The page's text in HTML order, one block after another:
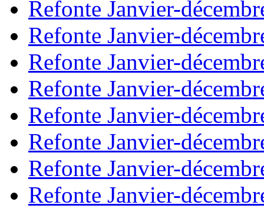
Refonte Janvier-
Refonte Janvier-
Refonte Janvier-
Refonte Janvier-
Refonte Janvier-
Refonte Janvier-
Refonte Janvier-
Refonte Janvier-